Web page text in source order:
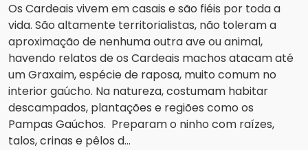
Os Cardeais vivem em casais e são fiéis por toda a
vida. São altamente territorialistas, não toleram a
aproximação de nenhuma outra ave ou animal,
havendo relatos de os Cardeais machos atacam até
um Graxaim, espécie de raposa, muito comum no
interior gaúcho. Na natureza, costumam habitar
descampados, plantações e regiões como os
Pampas Gaúchos. Preparam o ninho com raízes,
talos, crinas e pêlos d...